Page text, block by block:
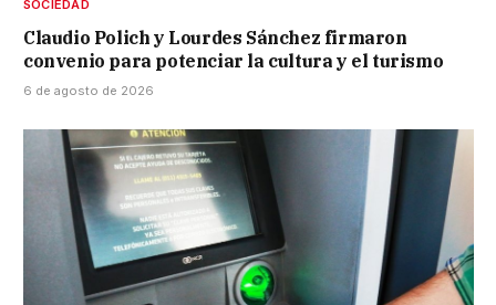
SOCIEDAD
Claudio Polich y Lourdes Sánchez firmaron
convenio para potenciar la cultura y el turismo
6 de agosto de 2026